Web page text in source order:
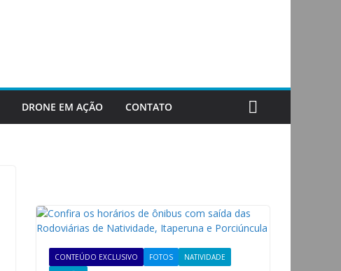
DRONE EM AÇÃO CONTATO
CONTEÚDO EXCLUSIVO FOTOS
NATIVIDADE